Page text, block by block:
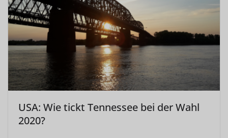
USA: Wie tickt Tennessee bei der Wahl
2020?